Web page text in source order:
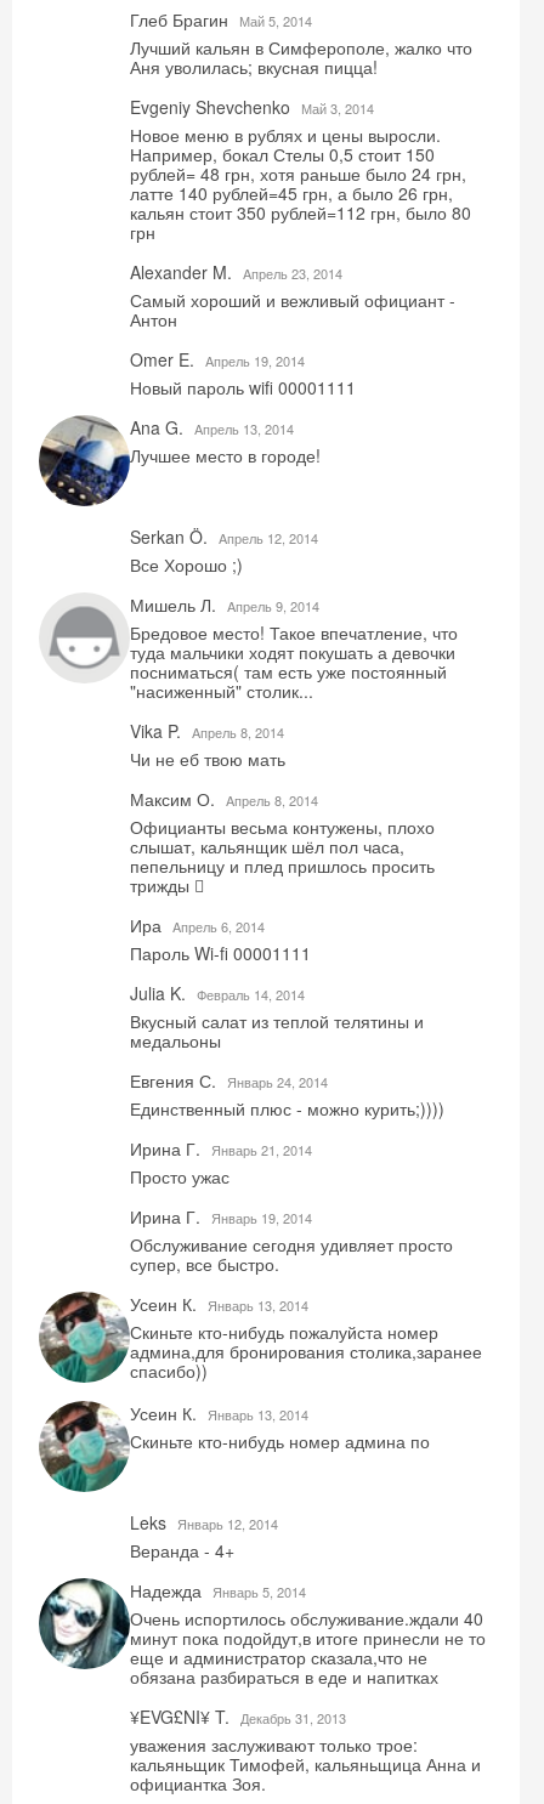
Глеб Брагин Май 5, 2014
Лучший кальян в Симферополе, жалко что
Аня уволилась; вкусная пицца!
Evgeniy Shevchenko
Май 3, 2014
Новое меню в рублях и цены выросли.
Например, бокал Стелы 0,5 стоит 150
рублей= 48 грн, хотя раньше было 24 грн,
латте 140 рублей=45 грн, а было 26 грн,
кальян стоит 350 рублей=112 грн, было 80
грн
Alexander M.
Aпрель 23, 2014
Самый хороший и вежливый официант -
Антон
Omer E.
Aпрель 19, 2014
Новый пароль wifi 00001111
Ana G.
Aпрель 13, 2014
Лучшее место в городе!
Serkan Ö. Aпрель 12, 2014
Все Хорошо ;)
Мишель Л.
Aпрель 9, 2014
Бредовое место! Такое впечатление, что
туда мальчики ходят покушать а девочки
посниматься( там есть уже постоянный
"насиженный" столик...
Vika P.
Aпрель 8, 2014
Чи не еб твою мать
Максим О.
Aпрель 8, 2014
Официанты весьма контужены, плохо
слышат, кальянщик шёл пол часа,
пепельницу и плед пришлось просить
трижды 
Ира Aпрель 6, 2014
Пароль Wi-fi 00001111
Julia K.
Февраль 14, 2014
Вкусный салат из теплой телятины и
медальоны
Евгения С.
Январь 24, 2014
Единственный плюс - можно курить;))))
Ирина Г.
Январь 21, 2014
Просто ужас
Ирина Г.
Январь 19, 2014
Обслуживание сегодня удивляет просто
супер, все быстро.
Усеин К.
Январь 13, 2014
Скиньте кто-нибудь пожалуйста номер
админа,для бронирования столика,заранее
спасибо))
Усеин К.
Январь 13, 2014
Скиньте кто-нибудь номер админа по
Leks Январь 12, 2014
Веранда - 4+
Надежда
Январь 5, 2014
Очень испортилось обслуживание.ждали 40
минут пока подойдут,в итоге принесли не то
еще и администратор сказала,что не
обязана разбираться в еде и напитках
¥EVG£NI¥ T.
Декабрь 31, 2013
уважения заслуживают только трое:
кальяньщик Тимофей, кальяньщица Анна и
официантка Зоя.
Скидка −5%
Хочешь дешевле? Оставь почту и получи
промокод на первое бронирование!
Получить промокод